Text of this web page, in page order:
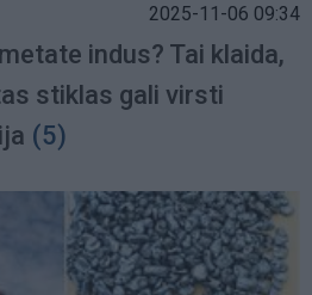
2025-11-06 09:34
indus? Tai klaida,
stiklas gali virsti
(5)